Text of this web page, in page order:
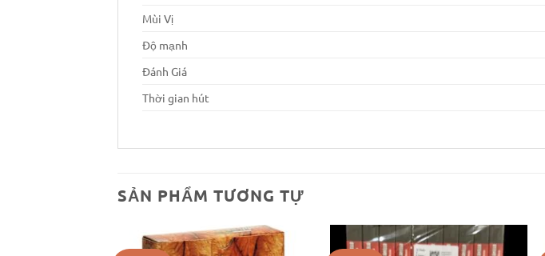
Mùi Vị
Độ mạnh
Đánh Giá
Thời gian hút
SẢN PHẨM TƯƠNG TỰ